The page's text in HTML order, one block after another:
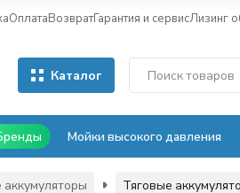
ОплатаВозвратГарантия и сервисЛизинг
Каталог
Мойки высокого давления
аккумуляторы Тяговые